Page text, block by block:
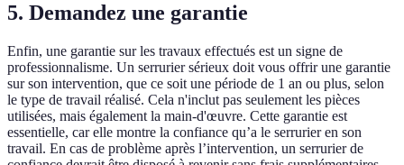
5. Demandez une garantie
Enfin, une garantie sur les travaux effectués est un signe de
professionnalisme. Un serrurier sérieux doit vous offrir une garantie
sur son intervention, que ce soit une période de 1 an ou plus, selon
le type de travail réalisé. Cela n'inclut pas seulement les pièces
utilisées, mais également la main-d'œuvre. Cette garantie est
essentielle, car elle montre la confiance qu’a le serrurier en son
travail. En cas de problème après l’intervention, un serrurier de